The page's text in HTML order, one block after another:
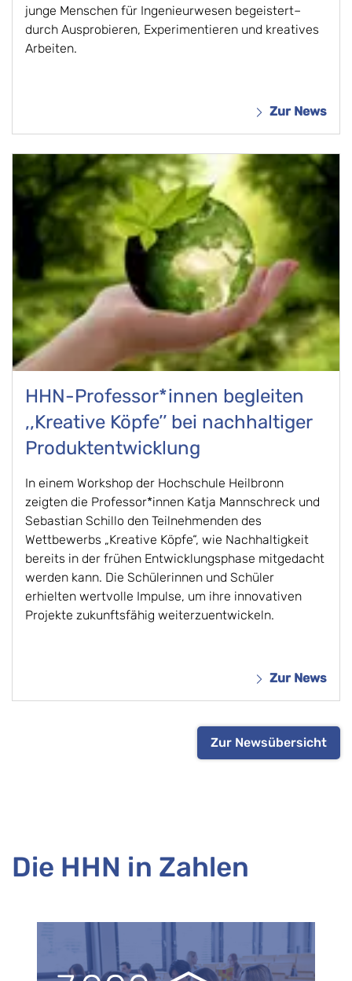
junge Menschen für Ingenieurwesen begeistert–
durch Ausprobieren, Experimentieren und kreatives
Arbeiten.
Zur News
HHN-Professor*innen begleiten
,,Kreative Köpfe’’ bei nachhaltiger
Produktentwicklung
In einem Workshop der Hochschule Heilbronn
zeigten die Professor*innen Katja Mannschreck und
Sebastian Schillo den Teilnehmenden des
Wettbewerbs „Kreative Köpfe“, wie Nachhaltigkeit
bereits in der frühen Entwicklungsphase mitgedacht
werden kann. Die Schülerinnen und Schüler
erhielten wertvolle Impulse, um ihre innovativen
Projekte zukunftsfähig weiterzuentwickeln.
Zur News
Zur Newsübersicht
Die HHN in Zahlen